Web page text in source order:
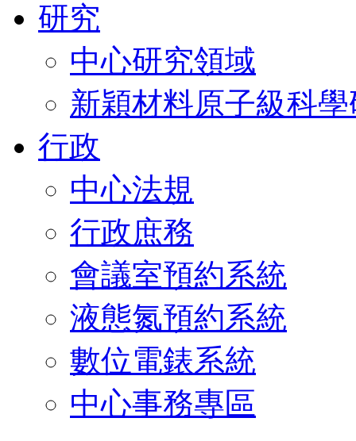
研究
中心研究領域
新穎材料原子級科
行政
中心法規
行政庶務
會議室預約系統
液態氮預約系統
數位電錶系統
中心事務專區